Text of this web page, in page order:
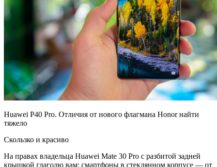
Huawei P40 Pro. Отличия от нового флагмана Honor найти
тяжело
Скользко и красиво
На правах владельца Huawei Mate 30 Pro с разбитой задней
крышкой глаголю вам: смартфоны в стеклянном корпусе — от